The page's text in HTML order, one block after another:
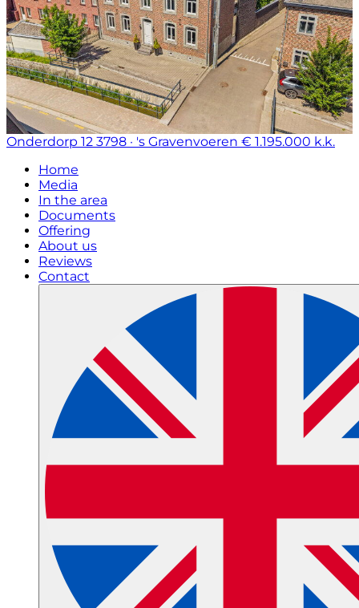
Onderdorp 12 3798 · 's Gravenvoeren € 1.195.000 k.k.
Home
Media
In the area
Documents
Offering
About us
Reviews
Contact